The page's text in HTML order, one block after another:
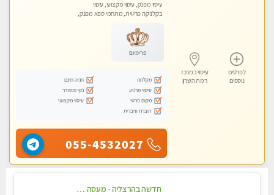
לפרטים
נוספים
עיסוי במרכז
רמת השרון
עיסוי מפנק, עיסוי מקצועי, עיסוי
בקלניקה פרטית, מתחמי ספא מפנק,
פרימיום
מקלחת
חניה חינם
עיסוי מרגיע
נקי ומסודר
מקום פרטי
עיסוי מקצועי
דוברת עיברית
055-4532027
חדשה בהרצליה - מעסה מקצועית ואיכותית פרטי!!!